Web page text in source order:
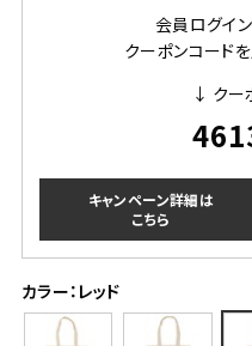
会員ログイ
クーポンコード
↓ クー
キャンペーン詳細は
こちら
カラー：レッド